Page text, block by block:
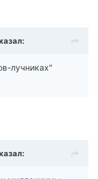
лучниках"